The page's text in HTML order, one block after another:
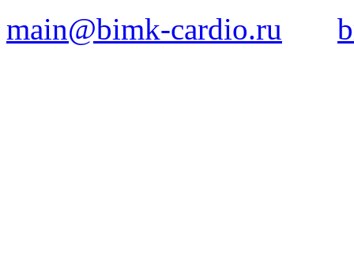
main@bimk-cardio.ru